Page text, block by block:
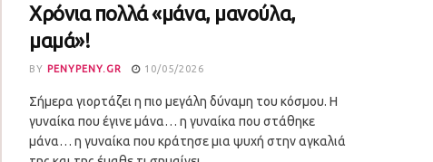
Χρόνια πολλά «μάνα, μανούλα,
μαμά»!
BY PENYPENY.GR 10/05/2026
Σήμερα γιορτάζει η πιο μεγάλη δύναμη του κόσμου. Η
γυναίκα που έγινε μάνα… η γυναίκα που στάθηκε
μάνα… η γυναίκα που κράτησε μια ψυχή στην αγκαλιά